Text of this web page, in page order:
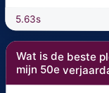
5.63s
Wat is de beste
mijn 50e